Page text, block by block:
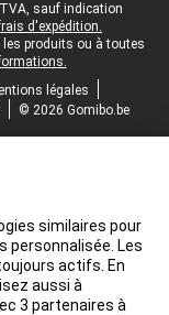
sauf indication
d'expédition.
produits ou à toutes
légales
© 2026 Gomibo.be
similaires pour
personnalisée. Les
actifs. En
aussi à
3 partenaires à